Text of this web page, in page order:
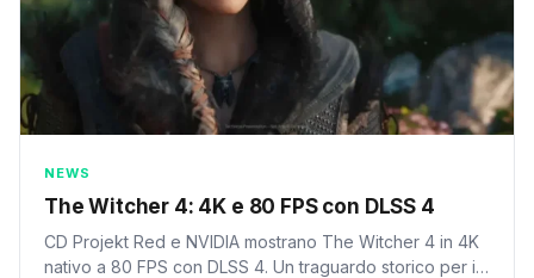
NEWS
The Witcher 4: 4K e 80 FPS con DLSS 4
CD Projekt Red e NVIDIA mostrano The Witcher 4 in 4K
nativo a 80 FPS con DLSS 4. Un traguardo storico per il